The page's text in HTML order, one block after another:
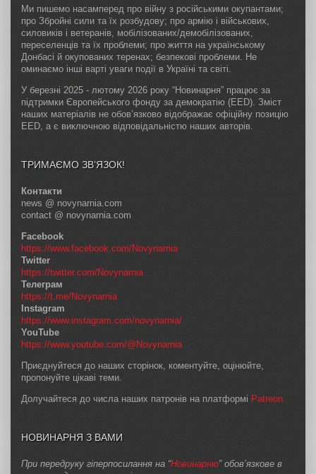
Ми пишемо насамперед про війну з російськими окупантами;
про Збройні сили та їх розбудову; про армію і військових,
силовиків і ветеранів, мобілізованих/демобілізованих,
переселенців та їх проблеми; про життя на українському
Донбасі й окупованих теренах; безпекові проблеми. Не
оминаємо інші варті уваги події в Україні та світі.
У березні 2025 - лютому 2026 року “Новинарня” працює за
підтримки Європейського фонду за демократію (EED). Зміст
наших матеріалів не обов’язково відображає офіційну позицію
EED, а є виключною відповідальністю наших авторів.
ТРИМАЄМО ЗВ’ЯЗОК!
Контакти
news @ novynarnia.com
contact @ novynarnia.com
Facebook
https://www.facebook.com/Novynarnia
Twitter
https://twitter.com/Novynarnia
Телеграм
https://t.me/Novynarnia
Instagram
https://www.instagram.com/novynarnia/
YouTube
https://www.youtube.com/@Novynarnia
Приєднуйтеся до наших сторінок, коментуйте, оцінюйте,
пропонуйте цікаві теми.
Долучайтеся до числа наших патронів на платформі Patreon
НОВИНАРНЯ З ВАМИ
При передруку гіперпосилання на “Новинарню” обов’язкове в